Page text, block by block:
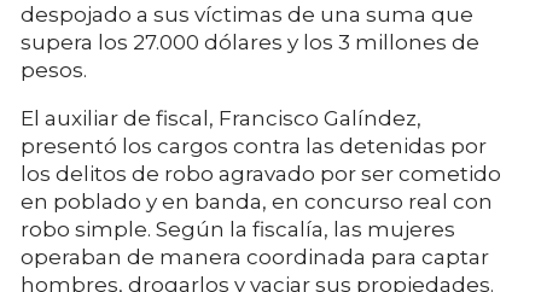
despojado a sus víctimas de una suma que
supera los 27.000 dólares y los 3 millones de
pesos.
El auxiliar de fiscal, Francisco Galíndez,
presentó los cargos contra las detenidas por
los delitos de robo agravado por ser cometido
en poblado y en banda, en concurso real con
robo simple. Según la fiscalía, las mujeres
operaban de manera coordinada para captar
hombres, drogarlos y vaciar sus propiedades.